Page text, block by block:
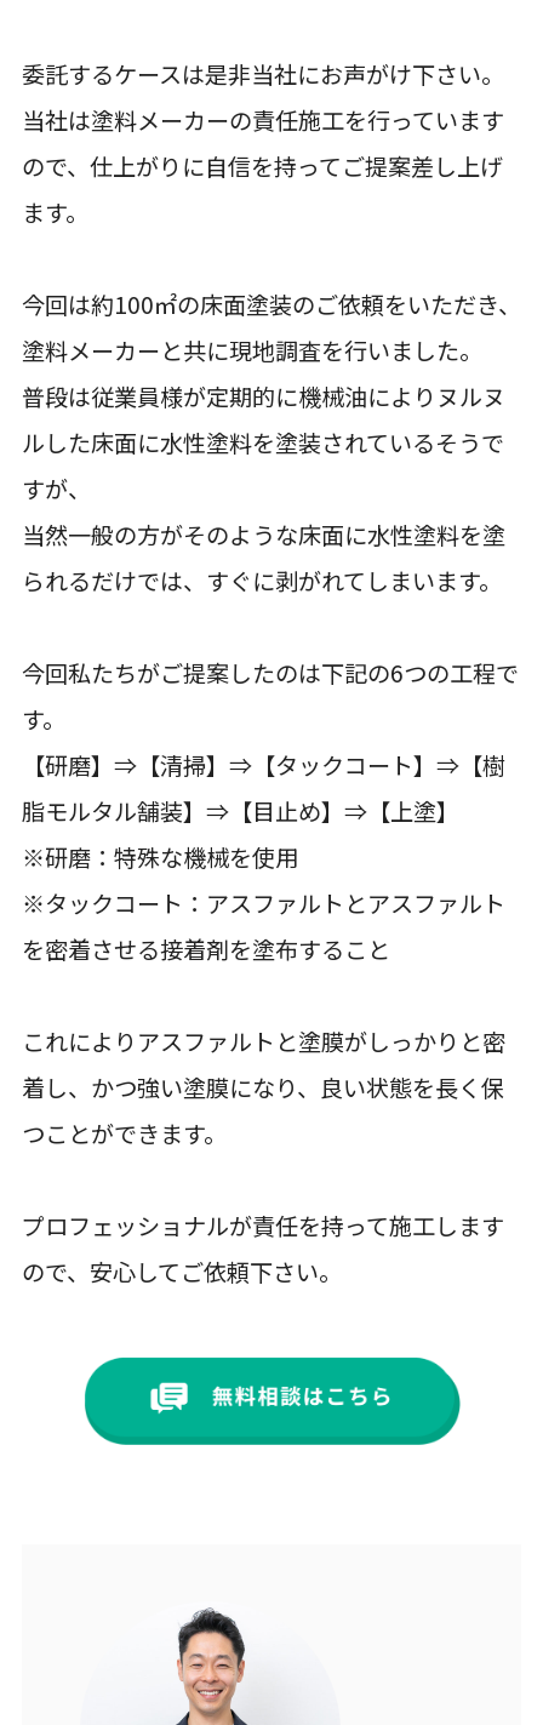
委託するケースは是非当社にお声がけ下さい。
当社は塗料メーカーの責任施工を行っています
ので、仕上がりに自信を持ってご提案差し上げ
ます。
今回は約100㎡の床面塗装のご依頼をいただき、
塗料メーカーと共に現地調査を行いました。
普段は従業員様が定期的に機械油によりヌルヌ
ルした床面に水性塗料を塗装されているそうで
すが、
当然一般の方がそのような床面に水性塗料を塗
られるだけでは、すぐに剥がれてしまいます。
今回私たちがご提案したのは下記の6つの工程で
す。
【研磨】⇒【清掃】⇒【タックコート】⇒【樹
脂モルタル舗装】⇒【目止め】⇒【上塗】
※研磨：特殊な機械を使用
※タックコート：アスファルトとアスファルト
を密着させる接着剤を塗布すること
これによりアスファルトと塗膜がしっかりと密
着し、かつ強い塗膜になり、良い状態を長く保
つことができます。
プロフェッショナルが責任を持って施工します
ので、安心してご依頼下さい。